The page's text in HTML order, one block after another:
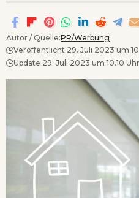
Autor / Quelle:PR/Werbung
Veröffentlicht 29. Juli 2023 um
Update 29. Juli 2023 um 10.10 Uhr